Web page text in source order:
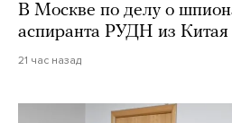
В Москве по делу о
аспиранта РУДН из Китая
21 час назад